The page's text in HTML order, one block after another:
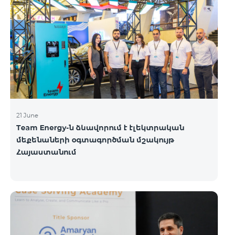
21 June
Team Energy-ն ձևավորում է էլեկտրական
մեքենաների օգտագործման մշակույթ
Հայաստանում